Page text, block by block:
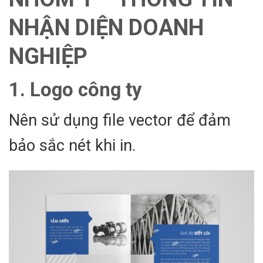
NHẬN DIỆN DOANH
NGHIỆP
1. Logo công ty
Nên sử dụng file vector để đảm
bảo sắc nét khi in.